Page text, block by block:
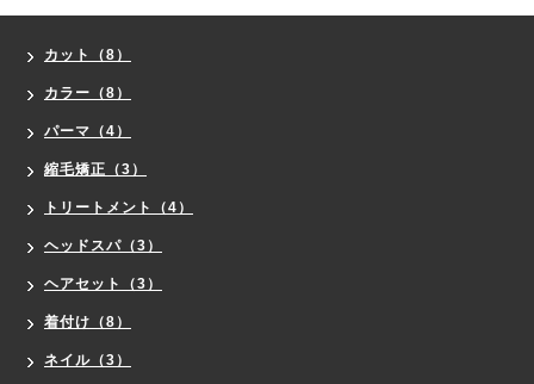
カット（8）
カラー（8）
パーマ（4）
縮毛矯正（3）
トリートメント（4）
ヘッドスパ（3）
ヘアセット（3）
着付け（8）
ネイル（3）